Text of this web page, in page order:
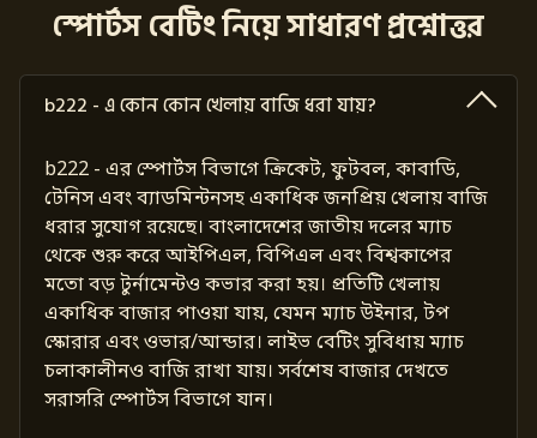
স্পোর্টস বেটিং নিয়ে সাধারণ প্রশ্নোত্তর
b222 - এ কোন কোন খেলায় বাজি ধরা যায়?
b222 - এর স্পোর্টস বিভাগে ক্রিকেট, ফুটবল, কাবাডি,
টেনিস এবং ব্যাডমিন্টনসহ একাধিক জনপ্রিয় খেলায় বাজি
ধরার সুযোগ রয়েছে। বাংলাদেশের জাতীয় দলের ম্যাচ
থেকে শুরু করে আইপিএল, বিপিএল এবং বিশ্বকাপের
মতো বড় টুর্নামেন্টও কভার করা হয়। প্রতিটি খেলায়
একাধিক বাজার পাওয়া যায়, যেমন ম্যাচ উইনার, টপ
স্কোরার এবং ওভার/আন্ডার। লাইভ বেটিং সুবিধায় ম্যাচ
চলাকালীনও বাজি রাখা যায়। সর্বশেষ বাজার দেখতে
সরাসরি স্পোর্টস বিভাগে যান।